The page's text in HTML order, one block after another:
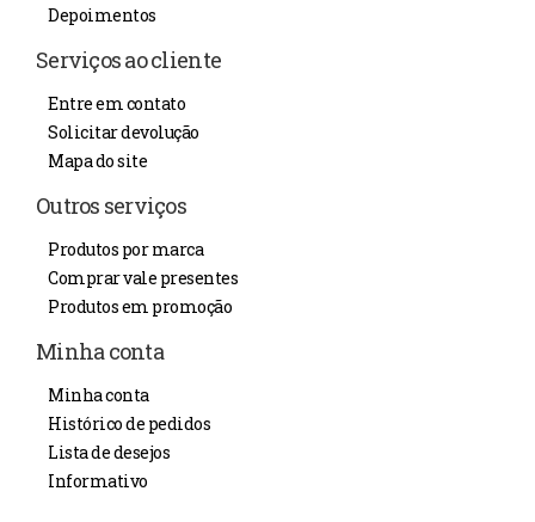
Depoimentos
Serviços ao cliente
Entre em contato
Solicitar devolução
Mapa do site
Outros serviços
Produtos por marca
Comprar vale presentes
Produtos em promoção
Minha conta
Minha conta
Histórico de pedidos
Lista de desejos
Informativo